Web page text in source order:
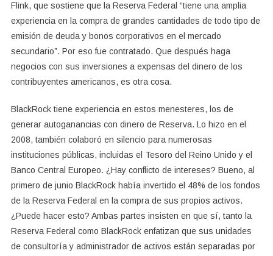
Flink, que sostiene que la Reserva Federal “tiene una amplia
experiencia en la compra de grandes cantidades de todo tipo de
emisión de deuda y bonos corporativos en el mercado
secundario”. Por eso fue contratado. Que después haga
negocios con sus inversiones a expensas del dinero de los
contribuyentes americanos, es otra cosa.
BlackRock tiene experiencia en estos menesteres, los de
generar autoganancias con dinero de Reserva. Lo hizo en el
2008, también colaboró en silencio para numerosas
instituciones públicas, incluidas el Tesoro del Reino Unido y el
Banco Central Europeo. ¿Hay conflicto de intereses? Bueno, al
primero de junio BlackRock había invertido el 48% de los fondos
de la Reserva Federal en la compra de sus propios activos.
¿Puede hacer esto? Ambas partes insisten en que sí, tanto la
Reserva Federal como BlackRock enfatizan que sus unidades
de consultoría y administrador de activos están separadas por